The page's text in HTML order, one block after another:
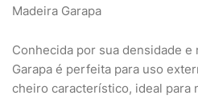
Madeira Garapa
Conhecida por sua densidade e
Garapa é perfeita para uso
cheiro característico, ideal para